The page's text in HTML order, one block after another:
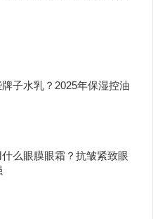
子水乳？2025年保湿控油
么眼膜眼霜？抗皱紧致眼